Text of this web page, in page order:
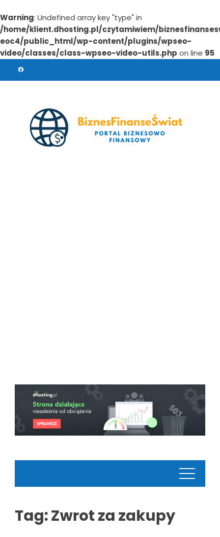
Warning: Undefined array key "type" in
/home/klient.dhosting.pl/czytamiwiem/
eoc4/public_html/wp-content/plugins/wpseo-
video/classes/class-wpseo-video-utils.php on line 95
Tag:Zwrot za zakupy